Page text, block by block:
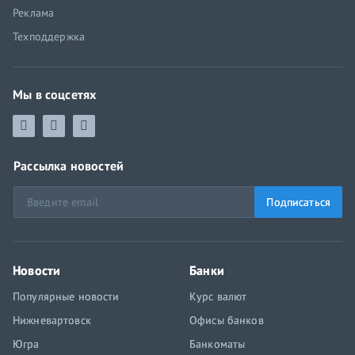
Реклама
Техподдержка
Мы в соцсетях
Рассылка новостей
Подписаться
Новости
Популярные новости
Нижневартовск
Югра
Банки
Курс валют
Офисы банков
Банкоматы